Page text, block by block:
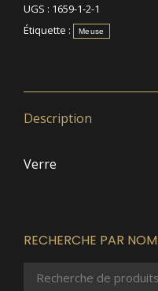
UGS : 1659-1-2-1
Étiquette :
Meuse
Description
Verre
RECHERCHE PAR NOM